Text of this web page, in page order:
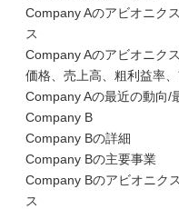
Company Aのアビオニク
ス
Company Aのアビオニク
価格、売上高、粗利益率
Company Aの最近の動向/
Company B
Company Bの詳細
Company Bの主要事業
Company Bのアビオニク
ス